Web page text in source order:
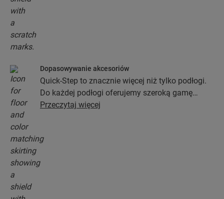
Dopasowywanie akcesoriów
Quick-Step to znacznie więcej niż tylko podłogi.
Do każdej podłogi oferujemy szeroką gamę
akcesoriów włącznie z podkładami, profilami
do koloru wybranej podłogi.
Przeczytaj więcej